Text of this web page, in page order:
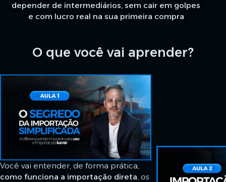
depender de intermediários, sem cair em golpes
e com lucro real na sua primeira compra
+400 contêinerese movimentou mais deUS$ 25
milhões em produtos.
O que você vai aprender?
Você vai entender, de forma prática,
como funciona a importação direta , os